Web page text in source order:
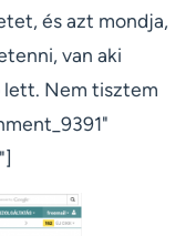
és azt mondja,
van aki
lett. Nem tisztem